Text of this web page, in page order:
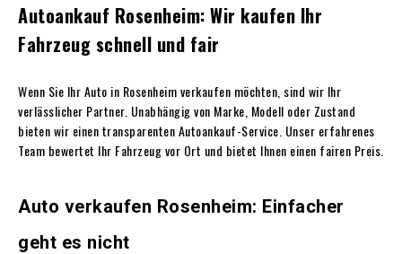
Autoankauf Rosenheim: Wir kaufen Ihr
Fahrzeug schnell und fair
Wenn Sie Ihr Auto in Rosenheim verkaufen möchten, sind wir Ihr
verlässlicher Partner. Unabhängig von Marke, Modell oder Zustand
bieten wir einen transparenten Autoankauf-Service. Unser erfahrenes
Team bewertet Ihr Fahrzeug vor Ort und bietet Ihnen einen fairen Preis.
Auto verkaufen Rosenheim: Einfacher
geht es nicht